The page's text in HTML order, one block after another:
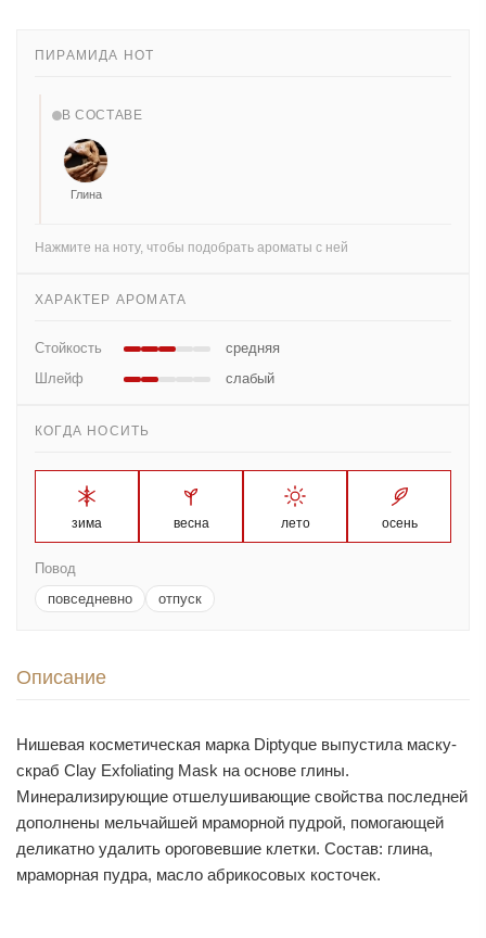
ПИРАМИДА НОТ
В СОСТАВЕ
Глина
Нажмите на ноту, чтобы подобрать ароматы с ней
ХАРАКТЕР АРОМАТА
Стойкость
средняя
Шлейф
слабый
КОГДА НОСИТЬ
зима весна лето осень
Повод
повседневно
отпуск
Описание
Нишевая косметическая марка Diptyque выпустила маску-
скраб Clay Exfoliating Mask на основе глины.
Минерализирующие отшелушивающие свойства последней
дополнены мельчайшей мраморной пудрой, помогающей
деликатно удалить ороговевшие клетки. Состав: глина,
мраморная пудра, масло абрикосовых косточек.